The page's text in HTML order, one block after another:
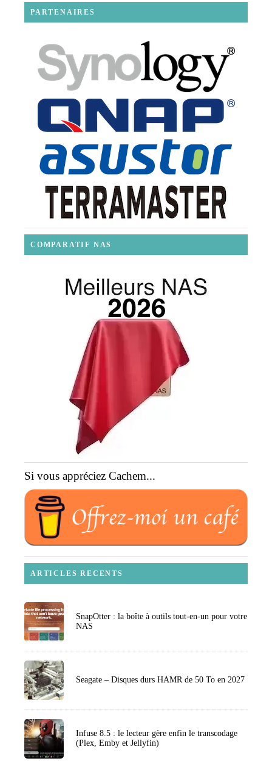
PARTENAIRES
COMPARATIF NAS
Si vous appréciez Cachem...
ARTICLES RECENTS
SnapOtter : la boîte à outils tout-en-un pour votre
NAS
Seagate – Disques durs HAMR de 50 To en 2027
Infuse 8.5 : le lecteur gère enfin le transcodage
(Plex, Emby et Jellyfin)